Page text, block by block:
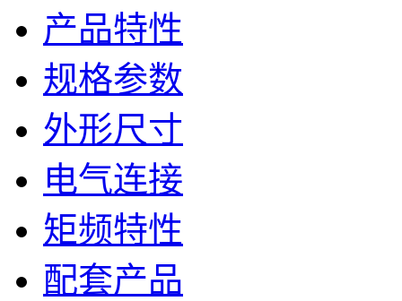
产品特性
规格参数
外形尺寸
电气连接
矩频特性
配套产品